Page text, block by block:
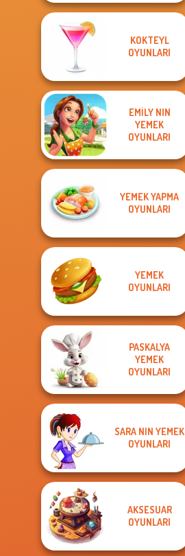
KOKTEYL
OYUNLARI
EMILY NIN
YEMEK
OYUNLARI
YEMEK YAPMA
OYUNLARI
YEMEK
OYUNLARI
PASKALYA
YEMEK
OYUNLARI
SARA NIN YEMEK
OYUNLARI
AKSESUAR
OYUNLARI